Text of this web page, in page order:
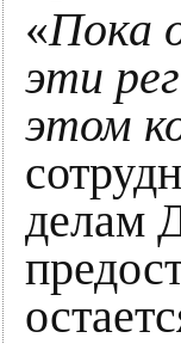
«Пока
эти
этом
делам